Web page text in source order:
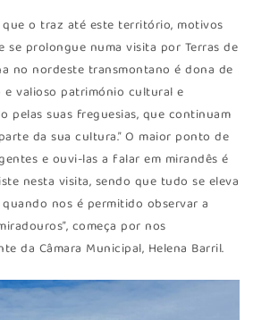
o traz até este território, motivos
se prolongue numa visita por Terras de
no nordeste transmontano é dona de
valioso património cultural e
pelas suas freguesias, que continuam
da sua cultura.” O maior ponto de
e ouvi-las a falar em mirandês é
nesta visita, sendo que tudo se eleva
nos é permitido observar a
começa por nos
da Câmara Municipal, Helena Barril.